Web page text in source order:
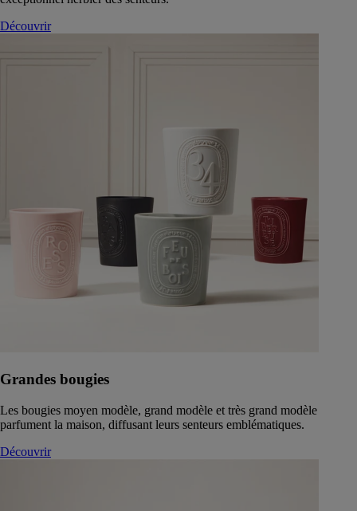
Découvrir
Grandes bougies
Les bougies moyen modèle, grand modèle et très grand modèle
parfument la maison, diffusant leurs senteurs emblématiques.
Découvrir